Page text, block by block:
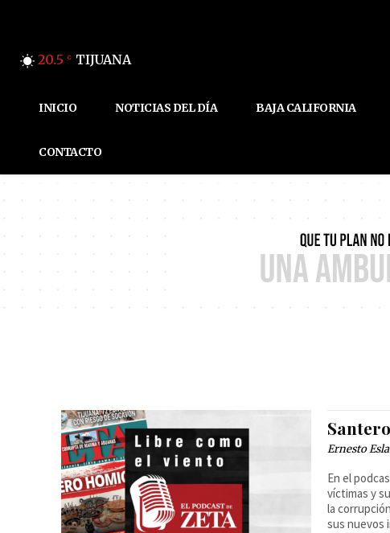
20.5 C TIJUANA
INICIO NOTICIAS DEL DÍA BAJA CALIFORNIA
CONTACTO
Ernesto
En el
víctimas y
la
sus nuevos